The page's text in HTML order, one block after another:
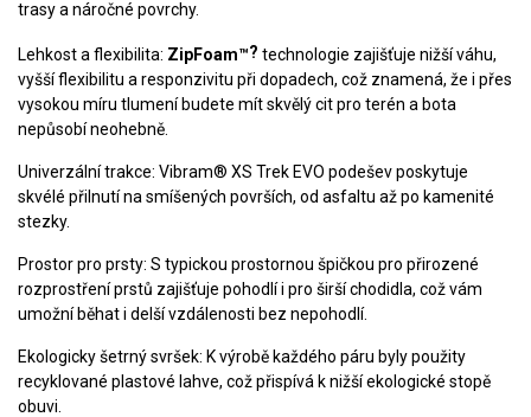
trasy a náročné povrchy.
Lehkost a flexibilita: ZipFoam™? technologie zajišťuje nižší váhu,
vyšší flexibilitu a responzivitu při dopadech, což znamená, že i přes
vysokou míru tlumení budete mít skvělý cit pro terén a bota
nepůsobí neohebně.
Univerzální trakce: Vibram® XS Trek EVO podešev poskytuje
skvélé přilnutí na smíšených površích, od asfaltu až po kamenité
stezky.
Prostor pro prsty: S typickou prostornou špičkou pro přirozené
rozprostření prstů zajišťuje pohodlí i pro širší chodidla, což vám
umožní běhat i delší vzdálenosti bez nepohodlí.
Ekologicky šetrný svršek: K výrobě každého páru byly použity
recyklované plastové lahve, což přispívá k nižší ekologické stopě
obuvi.